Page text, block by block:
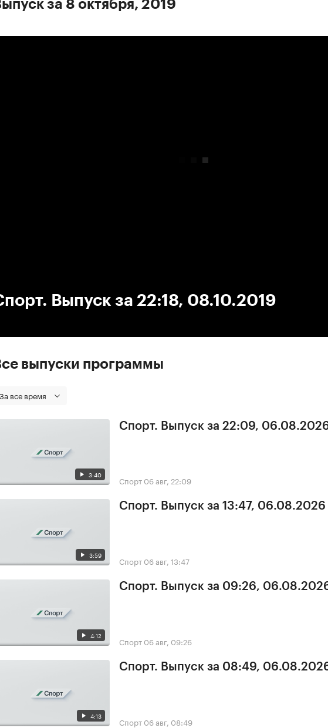
за 8 октября, 2019
Выпуск за 22:18, 08.10.2019
выпуски программы
За все время
3:40
Спорт. Выпуск за 22:09,
Спорт 06 авг, 22:09
3:59
Спорт. Выпуск за 13:47, 06.08.2026
Спорт 06 авг, 13:47
4:12
Спорт. Выпуск за 09:26,
Спорт 06 авг, 09:26
4:13
Спорт. Выпуск за 08:49,
Спорт 06 авг, 08:49